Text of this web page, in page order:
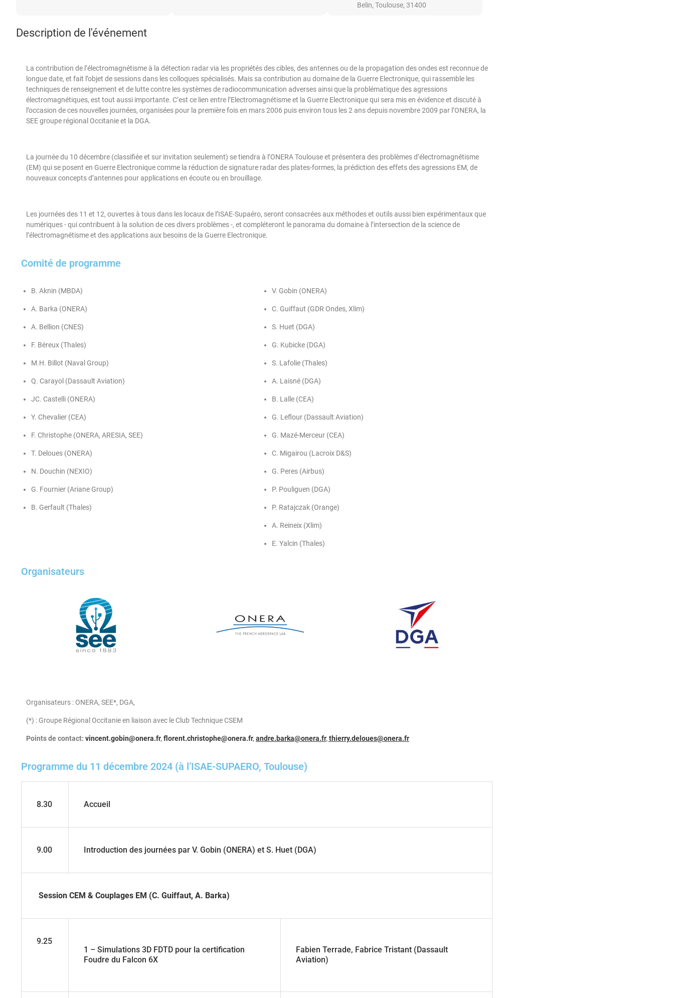
Belin, Toulouse, 31400
Description de l'événement
La contribution de l’électromagnétisme à la détection radar via les propriétés des cibles, des antennes ou de la propagation des ondes est reconnue de
longue date, et fait l’objet de sessions dans les colloques spécialisés. Mais sa contribution au domaine de la Guerre Electronique, qui rassemble les
techniques de renseignement et de lutte contre les systèmes de radiocommunication adverses ainsi que la problématique des agressions
électromagnétiques, est tout aussi importante. C’est ce lien entre l’Electromagnétisme et la Guerre Electronique qui sera mis en évidence et discuté à
l’occasion de ces nouvelles journées, organisées pour la première fois en mars 2006 puis environ tous les 2 ans depuis novembre 2009 par l’ONERA, la
SEE groupe régional Occitanie et la DGA.
La journée du 10 décembre (classifiée et sur invitation seulement) se tiendra à l’ONERA Toulouse et présentera des problèmes d’électromagnétisme
(EM) qui se posent en Guerre Electronique comme la réduction de signature radar des plates-formes, la prédiction des effets des agressions EM, de
nouveaux concepts d’antennes pour applications en écoute ou en brouillage.
Les journées des 11 et 12, ouvertes à tous dans les locaux de l’ISAE-Supaéro, seront consacrées aux méthodes et outils aussi bien expérimentaux que
numériques ‑ qui contribuent à la solution de ces divers problèmes ‑, et compléteront le panorama du domaine à l’intersection de la science de
l’électromagnétisme et des applications aux besoins de la Guerre Electronique.
Comité de programme
B. Aknin (MBDA)
A. Barka (ONERA)
A. Bellion (CNES)
F. Béreux (Thales)
M.H. Billot (Naval Group)
Q. Carayol (Dassault Aviation)
JC. Castelli (ONERA)
Y. Chevalier (CEA)
F. Christophe (ONERA, ARESIA, SEE)
T. Deloues (ONERA)
N. Douchin (NEXIO)
G. Fournier (Ariane Group)
B. Gerfault (Thales)
V. Gobin (ONERA)
C. Guiffaut (GDR Ondes, Xlim)
S. Huet (DGA)
G. Kubicke (DGA)
S. Lafolie (Thales)
A. Laisné (DGA)
B. Lalle (CEA)
G. Leflour (Dassault Aviation)
G. Mazé-Merceur (CEA)
C. Migairou (Lacroix D&S)
G. Peres (Airbus)
P. Pouliguen (DGA)
P. Ratajczak (Orange)
A. Reineix (Xlim)
E. Yalcin (Thales)
Organisateurs
Organisateurs : ONERA, SEE*, DGA,
(*) : Groupe Régional Occitanie en liaison avec le Club Technique CSEM
Points de contact: vincent.gobin@onera.fr,florent.christophe@onera.fr,andre.barka@onera.fr,thierry.deloues@onera.fr
Programme du 11 décembre 2024 (à l’ISAE-SUPAERO, Toulouse)
8.30 Accueil
9.00 Introduction des journées par V. Gobin (ONERA) et S. Huet (DGA)
Session CEM & Couplages EM (C. Guiffaut, A. Barka)
9.25
1 – Simulations 3D FDTD pour la certification
Foudre du Falcon 6X
Fabien Terrade, Fabrice Tristant (Dassault
Aviation)